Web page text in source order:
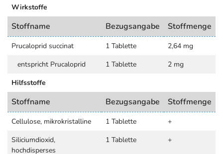
Wirkstoffe
Stoffname Bezugsangabe Stoffmenge
Prucaloprid succinat 1 Tablette
2,64 mg
entspricht Prucaloprid
1 Tablette
2 mg
Hilfsstoffe
Stoffname Bezugsangabe Stoffmenge
Cellulose, mikrokristalline 1 Tablette
+
Siliciumdioxid,
hochdisperses
1 Tablette +